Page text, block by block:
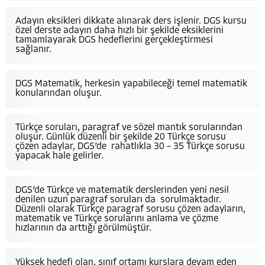
Adayın eksikleri dikkate alınarak ders işlenir. DGS kursu
özel derste adayın daha hızlı bir şekilde eksiklerini
tamamlayarak DGS hedeflerini gerçekleştirmesi
sağlanır.
DGS Matematik, herkesin yapabileceği temel matematik
konularından oluşur.
Türkçe soruları, paragraf ve sözel mantık sorularından
oluşur. Günlük düzenli bir şekilde 20 Türkçe sorusu
çözen adaylar, DGS’de rahatlıkla 30 – 35 Türkçe sorusu
yapacak hale gelirler.
DGS’de Türkçe ve matematik derslerinden yeni nesil
denilen uzun paragraf soruları da sorulmaktadır.
Düzenli olarak Türkçe paragraf sorusu çözen adayların,
matematik ve Türkçe sorularını anlama ve çözme
hızlarının da arttığı görülmüştür.
Yüksek hedefi olan, sınıf ortamı kurslara devam eden